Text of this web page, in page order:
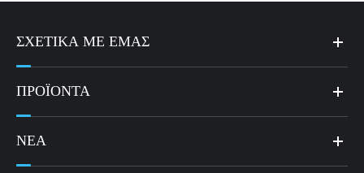
ΣΧΕΤΙΚΆ ΜΕ ΕΜΆΣ
ΠΡΟΪΌΝΤΑ
ΝΈΑ